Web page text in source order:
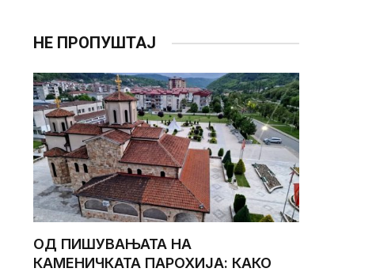
НЕ ПРОПУШТАЈ
ОД ПИШУВАЊАТА НА
КАМЕНИЧКАТА ПАРОХИЈА: КАКО